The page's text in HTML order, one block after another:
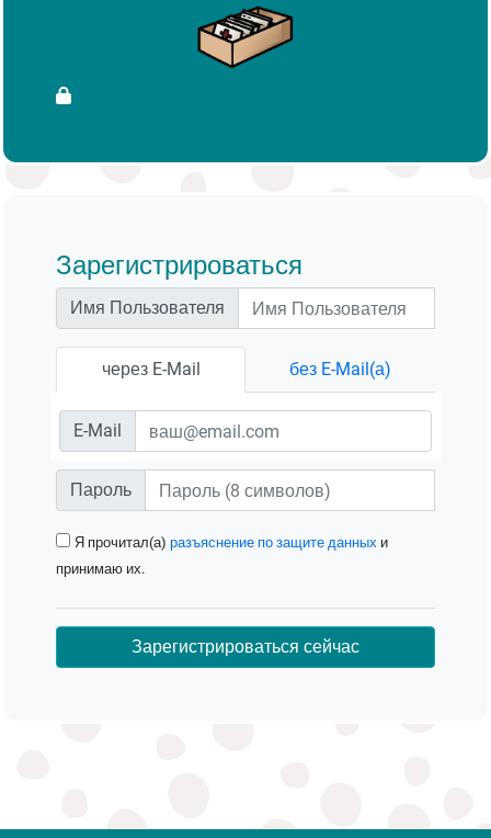
Зарегистрироваться
Имя Пользователя
через E-Mail без E-Mail(а)
E-Mail
Пароль
Я прочитал(а) разъяснение по защите данных и
принимаю их.
Зарегистрироваться сейчас